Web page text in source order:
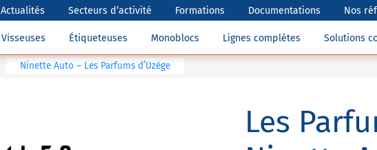
Actualités Secteurs d’activité Formations Documentations Nos
Visseuses Étiqueteuses Monoblocs Lignes complètes Solutions
Ninette Auto – Les Parfums d’Uzège
Les